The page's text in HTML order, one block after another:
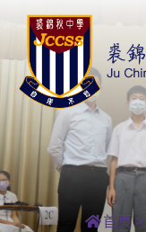
首頁 >